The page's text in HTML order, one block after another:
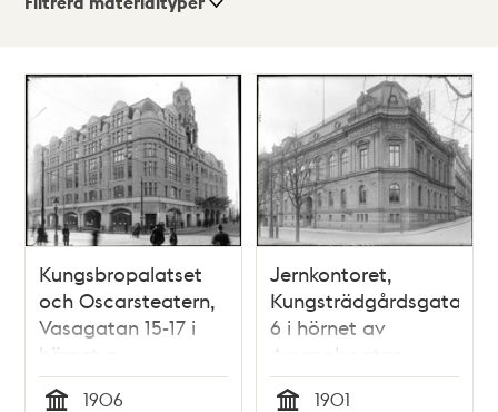
Visningsläge
träffar
Kungsbropalatset
och Oscarsteatern,
Vasagatan 15-17 i
hörnet av
Kungsgatan
1906
Jernkontoret,
Kungsträdgårdsgatan
6 i hörnet av
Arsenalsgatan
1901